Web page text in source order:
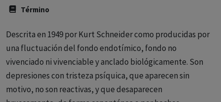
Término
Descrita en 1949 por Kurt Schneider como producidas por
una fluctuación del fondo endotímico, fondo no
vivenciado ni vivenciable y anclado biológicamente. Son
depresiones con tristeza psíquica, que aparecen sin
motivo, no son reactivas, y que desaparecen